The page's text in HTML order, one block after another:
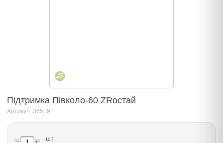
Підтримка Пiвколо-60 ZRостай
Артикул: 36519
шт.